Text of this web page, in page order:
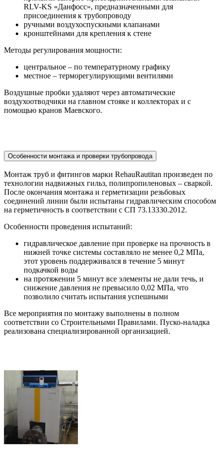
RLV-KS «Данфосс», предназначенными для
присоединения к трубопроводу
ручными воздухоспускными клапанами
кронштейнами для крепления к стене
Методы регулирования мощности:
центральное – по температурному графику
местное – терморегулирующими вентилями
Воздушные пробки удаляют через автоматические
воздухоотводчики на главном стояке и коллекторах и с
помощью кранов Маевского.
Особенности монтажа и проверки трубопровода
Монтаж труб и фитингов марки RehauRautitan произведен по
технологии надвижных гильз, полипропиленовых – сваркой.
После окончания монтажа и герметизации резьбовых
соединений линии были испытаны гидравлическим способом
на герметичность в соответствии с СП 73.13330.2012.
Особенности проведения испытаний:
гидравлическое давление при проверке на прочность в
нижней точке системы составляло не менее 0,2 МПа,
этот уровень поддерживался в течение 5 минут
подкачкой воды
на протяжении 5 минут все элементы не дали течь, и
снижение давления не превысило 0,02 МПа, что
позволило считать испытания успешными
Все мероприятия по монтажу выполнены в полном
соответствии со Строительными Правилами. Пуско-наладка
реализована специализированной организацией.